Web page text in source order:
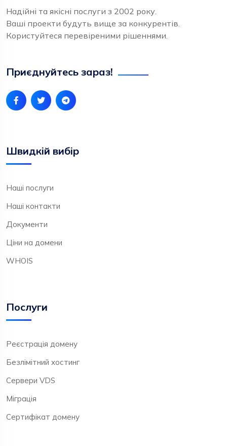
Надійні та якісні послуги з 2002 року.
Ваші проекти будуть вище за конкурентів.
Користуйтеся перевіреними рішеннями.
Приєднуйтесь зараз!
Швидкій вибір
Наші послуги
Наші контакти
Документи
Ціни на домени
WHOIS
Послуги
Реєстрація домену
Безлімітний хостинг
Сервери VDS
Міграція
Сертифікат домену